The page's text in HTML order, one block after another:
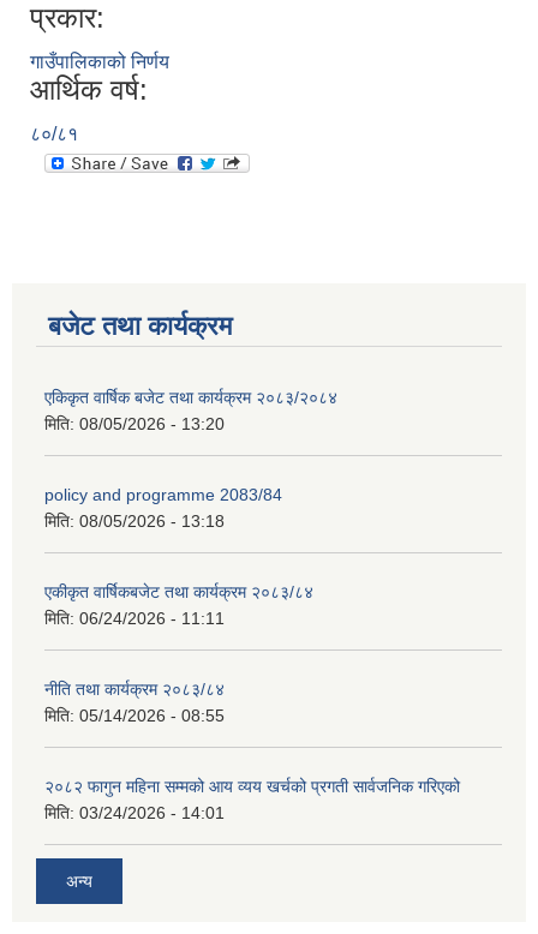
प्रकार:
गाउँपालिकाको निर्णय
आर्थिक वर्ष:
८०/८१
बजेट तथा कार्यक्रम
एकिकृत वार्षिक बजेट तथा कार्यक्रम २०८३/२०८४
मिति: 08/05/2026 - 13:20
policy and programme 2083/84
मिति: 08/05/2026 - 13:18
एकीकृत वार्षिकबजेट तथा कार्यक्रम २०८३/८४
मिति: 06/24/2026 - 11:11
नीति तथा कार्यक्रम २०८३/८४
मिति: 05/14/2026 - 08:55
२०८२ फागुन महिना सम्मको आय व्यय खर्चको प्रगती सार्वजनिक गरिएको
मिति: 03/24/2026 - 14:01
अन्य